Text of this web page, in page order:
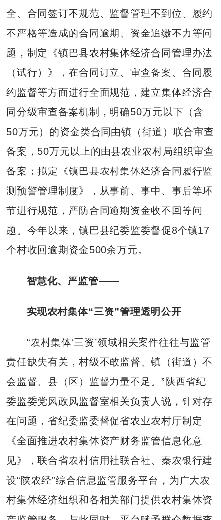
全、合同签订不规范、监督管理不到位、履约
不严格等造成的合同逾期、资金追缴不力等问
题，制定《镇巴县农村集体经济合同管理办法
（试行）》，在合同订立、审查备案、合同履
约监督等方面进行全面规范，建立集体经济合
同分级审查备案机制，明确50万元以下（含
50万元）的资金类合同由镇（街道）联合审查
备案，50万元以上的由县农业农村局组织审查
备案；拟定《镇巴县农村集体经济合同履行监
测预警管理制度》，从事前、事中、事后等环
节进行规范，严防合同逾期资金收不回等问
题。今年以来，镇巴县纪委监委督促8个镇17
个村收回逾期资金500余万元。
智慧化、严监管——
实现农村集体“三资”管理透明公开
“农村集体‘三资’领域相关案件往往与监管
责任缺失有关，村级不敢监督、镇（街道）不
会监督、县（区）监督力量不足。”陕西省纪
委监委党风政风监督室相关负责人说，针对存
在问题，省纪委监委督促省农业农村厅制定
《全面推进农村集体资产财务监管信息化意
见》，联合省农村信用社联合社、秦农银行建
设“陕农经”综合信息监管服务平台，为广大农
村集体经济组织和各相关部门提供农村集体资